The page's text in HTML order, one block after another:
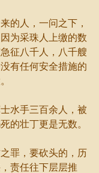
人，一问之下，
为采珠人上缴的数
征八千人，八千艘
有任何安全措施的
水手三百余人，被
的壮丁更是无数。
罪，要砍头的，历
责任往下层层推